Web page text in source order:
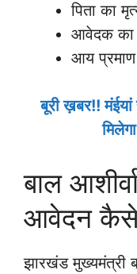
पिता का
आवेदक का
आय
बूरी ख़बर!!
बाल
आवेदन
झारखंड मुख्यमंत्री